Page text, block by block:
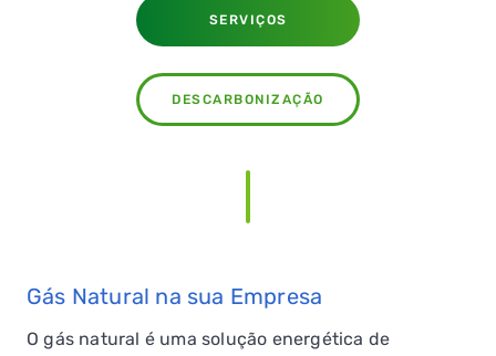
SERVIÇOS
DESCARBONIZAÇÃO
Gás Natural na sua Empresa
O gás natural é uma solução energética de
QUERO TER GÁS NATURAL
GASES RENOVÁVEIS